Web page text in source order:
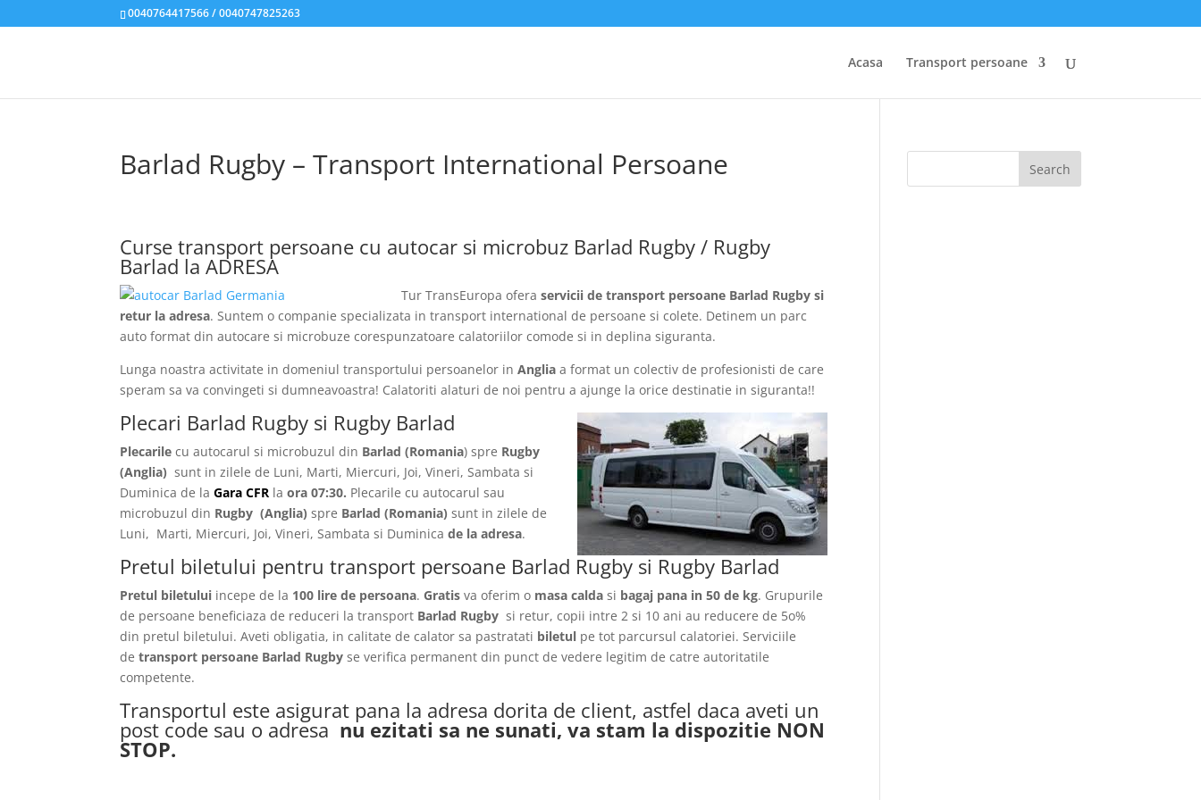
0040764417566 / 0040747825263
Acasa Transport persoane
Barlad Rugby – Transport International Persoane
Curse transport persoane cu autocar si microbuz Barlad Rugby / Rugby
Barlad la ADRESA
Tur TransEuropa oferaservicii de transport persoane Barlad Rugby si
retur la adresa. Suntem o companie specializata in transport international de persoane si colete. Detinem un parc
auto format din autocare si microbuze corespunzatoare calatoriilor comode si in deplina siguranta.
Lunga noastra activitate in domeniul transportului persoanelor inAnglia a format un colectiv de profesionisti de care
speram sa va convingeti si dumneavoastra! Calatoriti alaturi de noi pentru a ajunge la orice destinatie in siguranta!!
Plecari Barlad Rugby si Rugby Barlad
Plecarile cu autocarul si microbuzul din Barlad (Romania) spre Rugby
(Anglia) sunt in zilele de Luni, Marti, Miercuri, Joi, Vineri, Sambata si
Duminica de laGara CFR laora 07:30. Plecarile cu autocarul sau
microbuzul din Rugby (Anglia)spre Barlad(Romania) sunt in zilele de
Luni, Marti, Miercuri, Joi, Vineri, Sambata si Duminicade la adresa.
Pretul biletului pentru transport persoane Barlad Rugby si Rugby Barlad
Pretul biletului incepe de la 100 lire de persoana. Gratis va oferim o masa calda si bagaj pana in 50 de kg. Grupurile
de persoane beneficiaza de reduceri la transport Barlad Rugby si retur, copii intre 2 si 10 ani au reducere de 5o%
din pretul biletului. Aveti obligatia, in calitate de calator sa pastratati biletul pe tot parcursul calatoriei. Serviciile
detransport persoane Barlad Rugbyse verifica permanent din punct de vedere legitim de catre autoritatile
competente.
Transportul este asigurat pana la adresa dorita de client, astfel daca aveti un
post code sau o adresa nu ezitati sa ne sunati, va stam la dispozitie NON
STOP.